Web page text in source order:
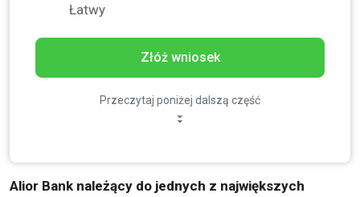
Łatwy
Złóż wniosek
Przeczytaj poniżej dalszą część
Alior Bank należący do jednych z największych